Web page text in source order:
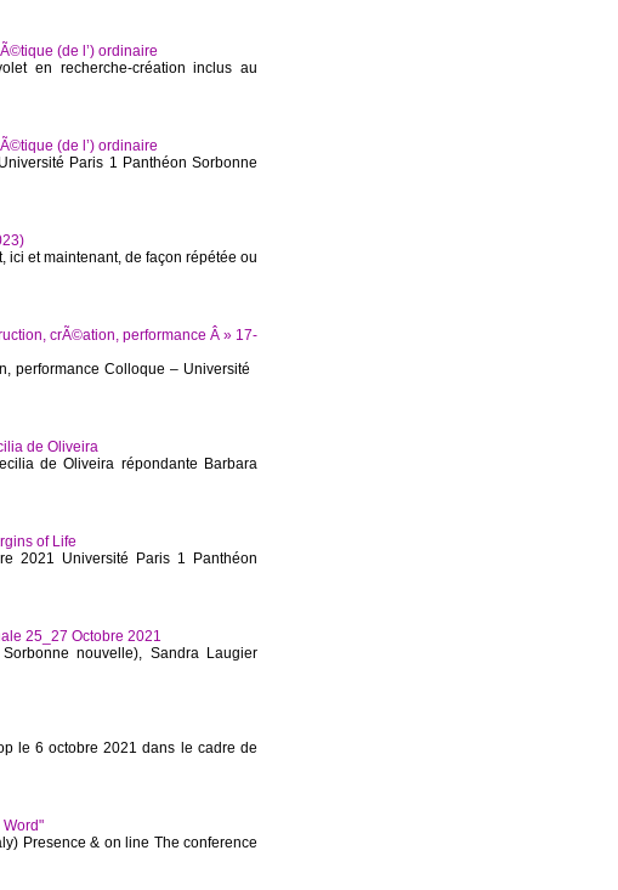
(de l’) ordinaire
en recherche-création inclus au
(de l’) ordinaire
Paris 1 Panthéon Sorbonne
ici et maintenant, de façon répétée ou
crÃ©ation, performance Â » 17-
performance Colloque – Université
de Oliveira
de Oliveira répondante Barbara
of Life
2021 Université Paris 1 Panthéon
25_27 Octobre 2021
nouvelle), Sandra Laugier
le 6 octobre 2021 dans le cadre de
Word"
Presence & on line The conference